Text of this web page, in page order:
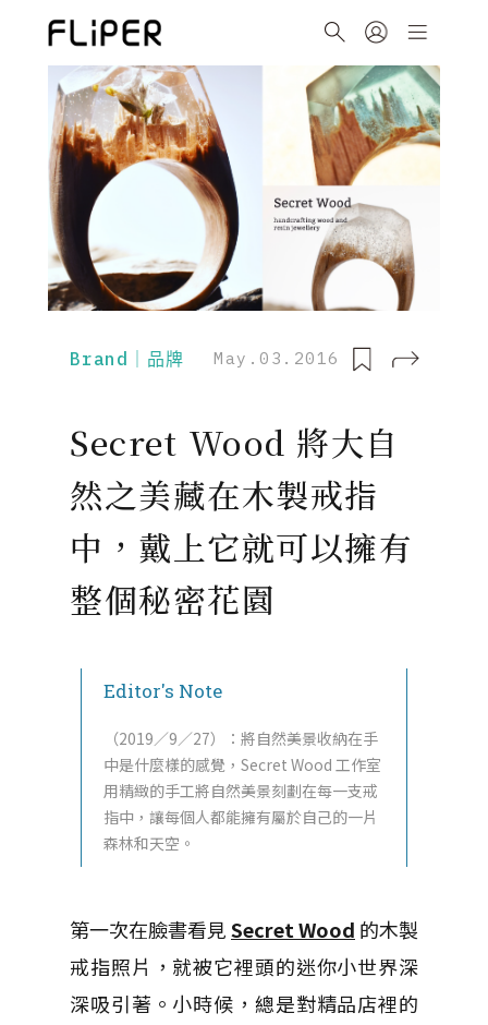
Brand｜品牌 May.03.2016
Secret Wood 將大自
然之美藏在木製戒指
中，戴上它就可以擁有
整個秘密花園
Editor's Note
（2019／9／27）：將自然美景收納在手
中是什麼樣的感覺，Secret Wood 工作室
用精緻的手工將自然美景刻劃在每一支戒
指中，讓每個人都能擁有屬於自己的一片
森林和天空。
第一次在臉書看見Secret Wood 的木製
戒指照片，就被它裡頭的迷你小世界深
深吸引著。小時候，總是對精品店裡的